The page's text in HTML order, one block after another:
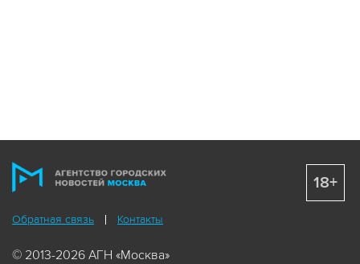
Обратная связь Контакты
© 2013-2026 АГН «Москва»
18+